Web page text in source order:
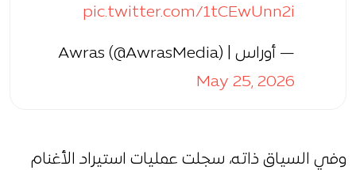
pic.twitter.com/1tCEwUnn2i
— أوراس | Awras (@AwrasMedia)
May 25, 2026
وفي السياق ذاته، سجلت عمليات استيراد الأغنام